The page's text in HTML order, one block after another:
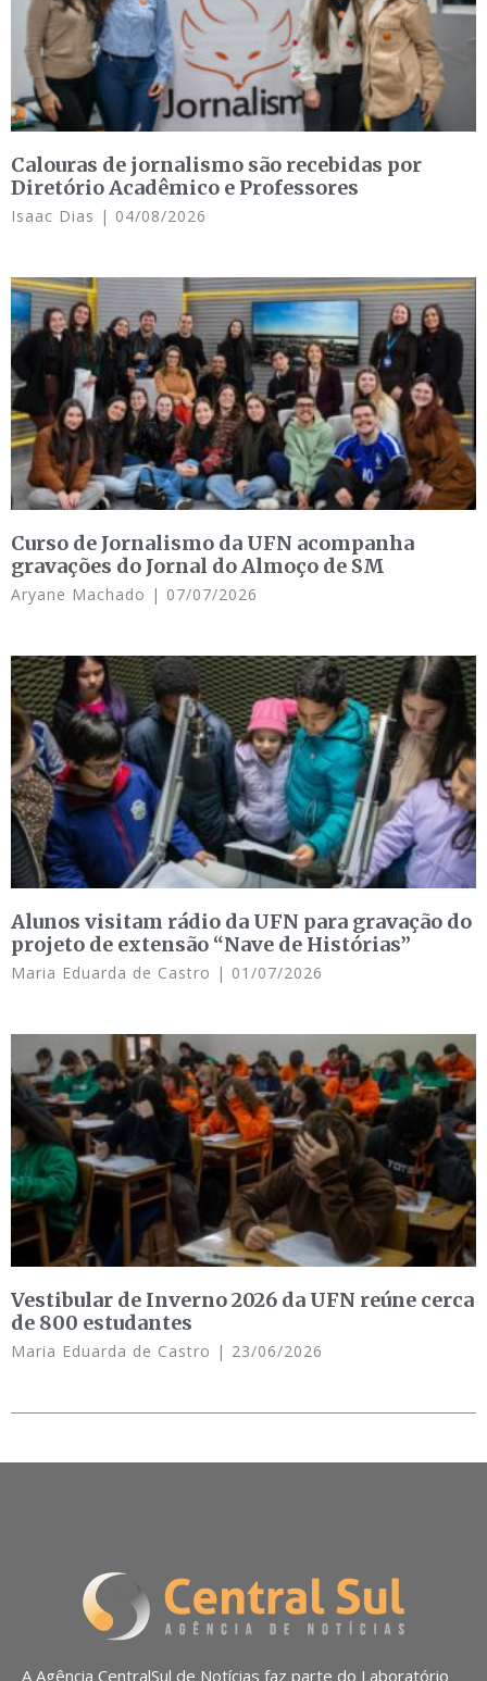
Calouras de jornalismo são recebidas por
Diretório Acadêmico e Professores
Isaac Dias 04/08/2026
Curso de Jornalismo da UFN acompanha
gravações do Jornal do Almoço de SM
Aryane Machado 07/07/2026
Alunos visitam rádio da UFN para gravação do
projeto de extensão “Nave de Histórias”
Maria Eduarda de Castro 01/07/2026
Vestibular de Inverno 2026 da UFN reúne cerca
de 800 estudantes
Maria Eduarda de Castro 23/06/2026
A Agência CentralSul de Notícias faz parte do Laboratório